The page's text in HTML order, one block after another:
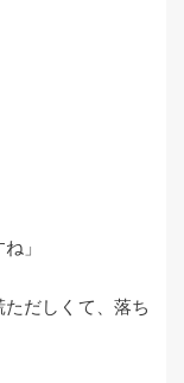
」
だしくて、落ち